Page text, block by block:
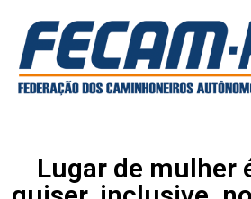
Lugar de mulher